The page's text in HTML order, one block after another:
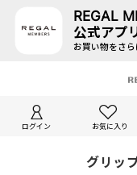
REGAL
公式アプ
お買い物をさ
ログイン お気に入り
グリッ